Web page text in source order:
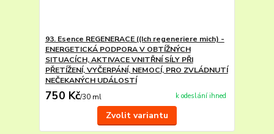
93. Esence REGENERACE ((Ich regeneriere mich) -
ENERGETICKÁ PODPORA V OBTÍŽNÝCH
SITUACÍCH, AKTIVACE VNITŘNÍ SÍLY PŘI
PŘETÍŽENÍ, VYČERPÁNÍ, NEMOCÍ, PRO ZVLÁDNUTÍ
NEČEKANÝCH UDÁLOSTÍ
750 Kč/30 ml k odeslání ihned
Zvolit variantu